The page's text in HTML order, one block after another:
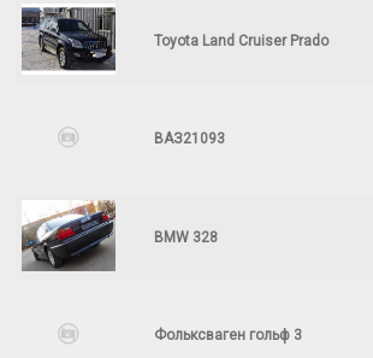
Toyota Land Cruiser Prado
ВАЗ21093
BMW 328
Фольксваген гольф 3